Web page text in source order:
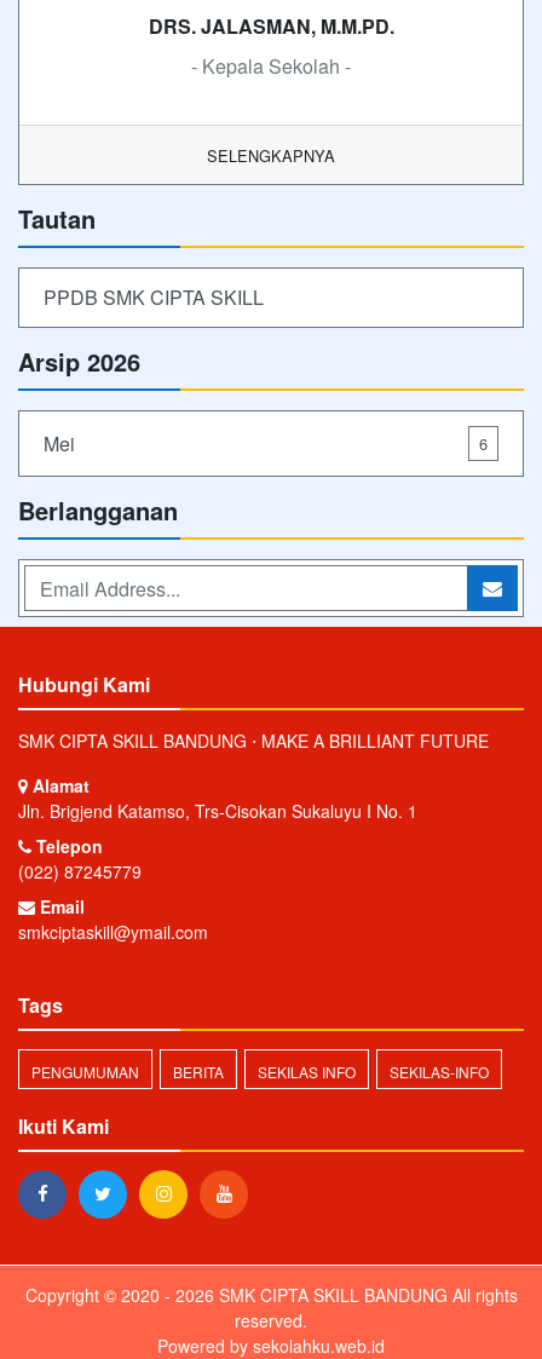
DRS. JALASMAN, M.M.PD.
- Kepala Sekolah -
SELENGKAPNYA
Tautan
PPDB SMK CIPTA SKILL
Arsip 2026
Mei 6
Berlangganan
Hubungi Kami
SMK CIPTA SKILL BANDUNG ⋅ MAKE A BRILLIANT FUTURE
Alamat
Jln. Brigjend Katamso, Trs-Cisokan Sukaluyu I No. 1
Telepon
(022) 87245779
Email
smkciptaskill@ymail.com
Tags
PENGUMUMAN BERITA SEKILAS INFO SEKILAS-INFO
Ikuti Kami
Copyright © 2020 - 2026 SMK CIPTA SKILL BANDUNG All rights
reserved.
Powered by sekolahku.web.id